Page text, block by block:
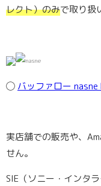
レクト）のみで取り扱
◯ バッファロー
実店舗での販売や、
せん。
SIE（ソニー・インタ